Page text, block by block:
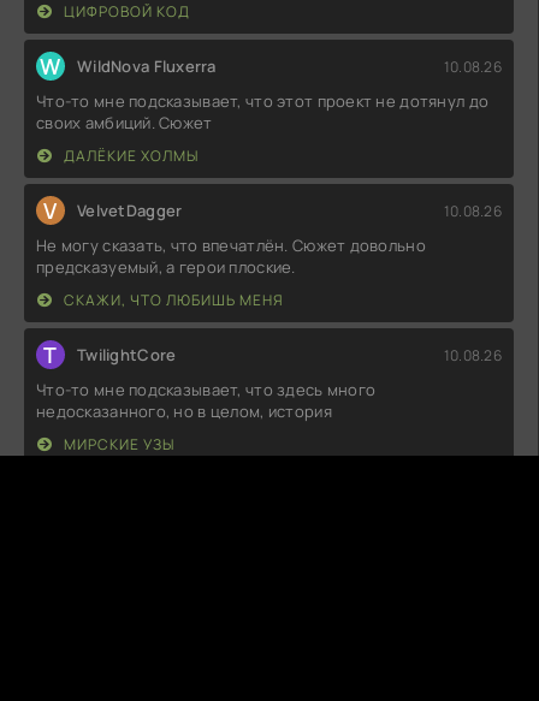
ЦИФРОВОЙ КОД
W WildNova Fluxerra 10.08.26
Что-то мне подсказывает, что этот проект не дотянул до
своих амбиций. Сюжет
ДАЛЁКИЕ ХОЛМЫ
V VelvetDagger 10.08.26
Не могу сказать, что впечатлён. Сюжет довольно
предсказуемый, а герои плоские.
СКАЖИ, ЧТО ЛЮБИШЬ МЕНЯ
T TwilightCore 10.08.26
Что-то мне подсказывает, что здесь много
недосказанного, но в целом, история
МИРСКИЕ УЗЫ